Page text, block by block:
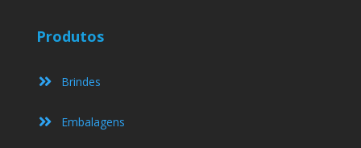
Produtos
Brindes
Embalagens